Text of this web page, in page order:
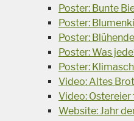
Poster: Bunte
Poster:
Poster:
Poster: Was
Poster:
Video: Altes
Video: Ostereier
Website: Jahr